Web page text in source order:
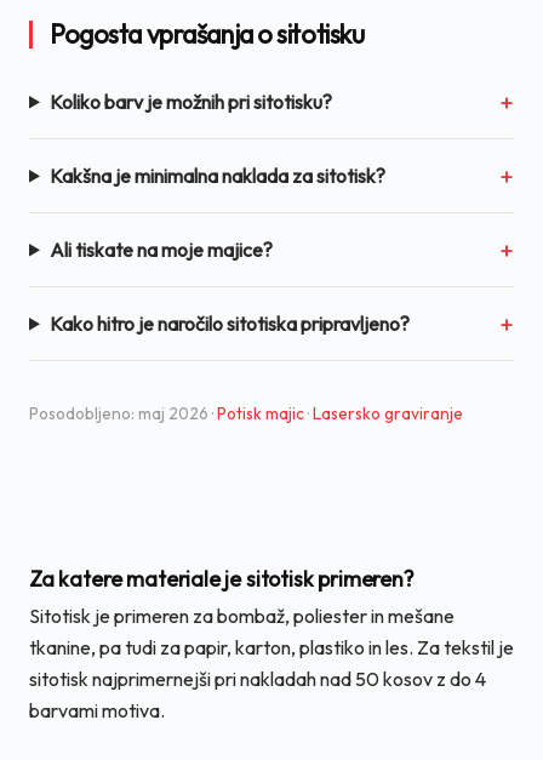
Pogosta vprašanja o sitotisku
Koliko barv je možnih pri sitotisku?
Kakšna je minimalna naklada za sitotisk?
Ali tiskate na moje majice?
Kako hitro je naročilo sitotiska pripravljeno?
Posodobljeno: maj 2026 ·Potisk majic·Lasersko graviranje
Za katere materiale je sitotisk primeren?
Sitotisk je primeren za bombaž, poliester in mešane
tkanine, pa tudi za papir, karton, plastiko in les. Za tekstil je
sitotisk najprimernejši pri nakladah nad 50 kosov z do 4
barvami motiva.